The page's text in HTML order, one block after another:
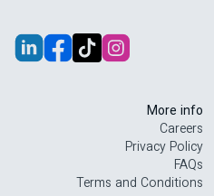
More info
Careers
Privacy Policy
FAQs
Terms and Conditions